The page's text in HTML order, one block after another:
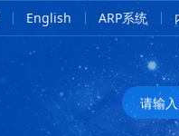
English ARP系统